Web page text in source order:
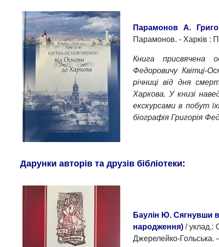
Парамонов А.
Парамонов. - Харків :
Книга присвячена
Федоровичу Квітці-
річниці від дня
Харкова. У книзі
екскурсами в побут
біографія Григорія
Дарунки авторів та друзів бібліотеки:
Баулін Ю. Сягнувши
народження) / уклад.:
Джерелейко-Гольська.